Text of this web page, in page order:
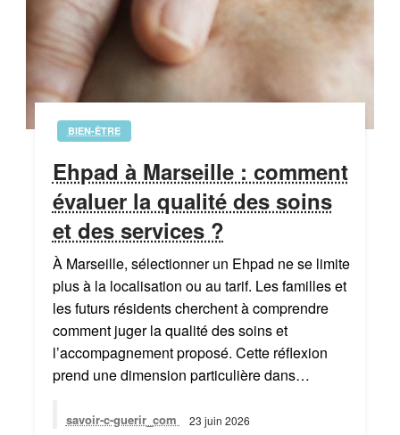
BIEN-ÊTRE
Ehpad à Marseille : comment
évaluer la qualité des soins
et des services ?
À Marseille, sélectionner un Ehpad ne se limite
plus à la localisation ou au tarif. Les familles et
les futurs résidents cherchent à comprendre
comment juger la qualité des soins et
l’accompagnement proposé. Cette réflexion
prend une dimension particulière dans…
savoir-c-guerir_com 23 juin 2026